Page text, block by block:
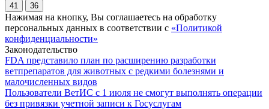
41 36
Нажимая на кнопку, Вы соглашаетесь на обработку
персональных данных в соответствии с «Политикой
конфиденциальности»
Законодательство
FDA представило план по расширению разработки
ветпрепаратов для животных с редкими болезнями и
малочисленных видов
Пользователи ВетИС с 1 июля не смогут выполнять операции
без привязки учетной записи к Госуслугам